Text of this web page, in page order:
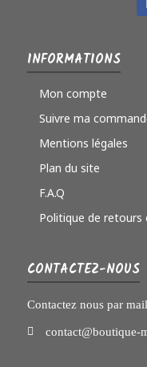
INFORMATIONS
Mon compte
Suivre ma
Mentions légales
Plan du site
F.A.Q
Politique de
CONTACTEZ-NOUS
Contactez nous par mail
contact@boutique-